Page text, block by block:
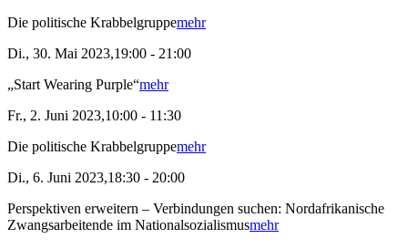
Die politische Krabbelgruppemehr
Di., 30. Mai 2023,19:00 - 21:00
„Start Wearing Purple“mehr
Fr., 2. Juni 2023,10:00 - 11:30
Die politische Krabbelgruppemehr
Di., 6. Juni 2023,18:30 - 20:00
Perspektiven erweitern – Verbindungen suchen: Nordafrikanische
Zwangsarbeitende im Nationalsozialismusmehr